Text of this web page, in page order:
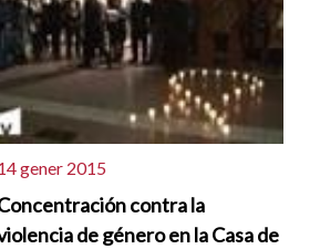
gener 2015
contra la
de género en la Casa de